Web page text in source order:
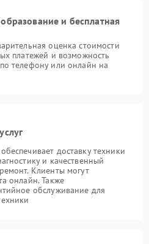
и бесплатная
оценка стоимости
платежей и возможность
телефону или онлайн на
доставку техники
и качественный
Клиенты могут
онлайн. Также
обслуживание для